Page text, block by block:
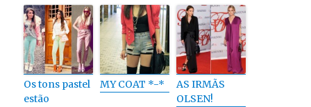
Os tons pastel
estão
MY COAT *-*
AS IRMÃS
OLSEN!